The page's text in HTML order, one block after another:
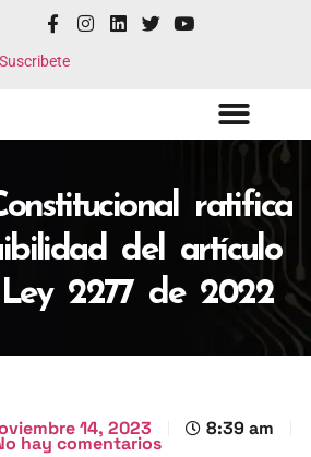
Suscribete
ratifica
del artículo
2277 de 2022
14, 2023 8:39 am
hay comentarios